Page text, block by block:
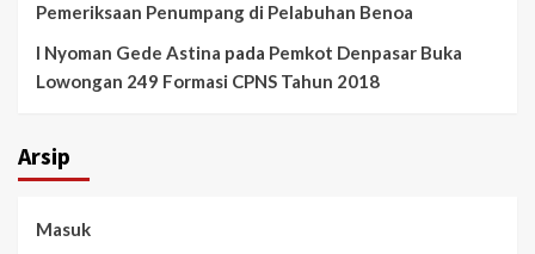
Pemeriksaan Penumpang di Pelabuhan Benoa
I Nyoman Gede Astina pada Pemkot Denpasar Buka
Lowongan 249 Formasi CPNS Tahun 2018
Arsip
Masuk